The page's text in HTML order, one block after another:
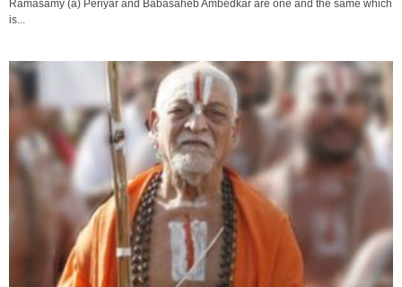
Ramasamy (a) Periyar and Babasaheb Ambedkar are one and the same which
is...